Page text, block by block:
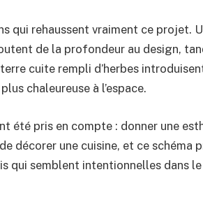
qui rehaussent vraiment ce projet.
de la profondeur au design,
cuite rempli d’herbes
chaleureuse à l’espace.
été pris en compte : donner une
décorer une cuisine, et ce schéma
qui semblent intentionnelles dans